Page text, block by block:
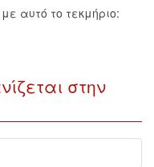
αυτό το τεκμήριο:
στην